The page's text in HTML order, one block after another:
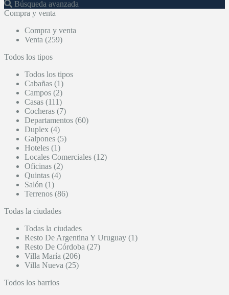
Búsqueda avanzada
Compra y venta
Compra y venta
Venta (259)
Todos los tipos
Todos los tipos
Cabañas (1)
Campos (2)
Casas (111)
Cocheras (7)
Departamentos (60)
Duplex (4)
Galpones (5)
Hoteles (1)
Locales Comerciales (12)
Oficinas (2)
Quintas (4)
Salón (1)
Terrenos (86)
Todas la ciudades
Todas la ciudades
Resto De Argentina Y Uruguay (1)
Resto De Córdoba (27)
Villa María (206)
Villa Nueva (25)
Todos los barrios